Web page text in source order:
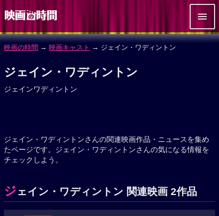
映画の時間 → 映画キャスト → ジェイン・ワディントン
ジェイン・ワディントン
ジェインワディントン
ジェイン・ワディントンさんの関連映画作品・ニュースを集め
たページです。ジェイン・ワディントンさんの気になる情報を
チェックしよう。
ジ ェイン・ワディントン 関連映画 2作品